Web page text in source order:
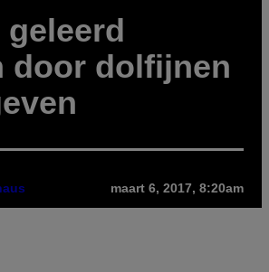
geleerd
door dolfijnen
maart 6, 2017, 8:20am